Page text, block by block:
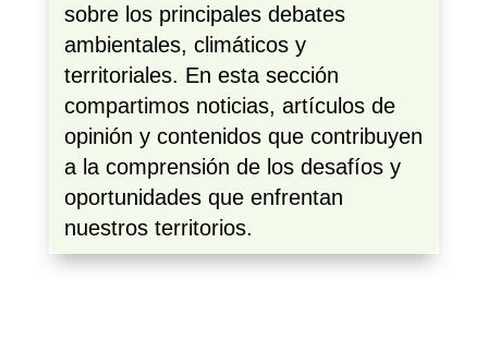
sobre los principales debates
ambientales, climáticos y
territoriales. En esta sección
compartimos noticias, artículos de
opinión y contenidos que contribuyen
a la comprensión de los desafíos y
oportunidades que enfrentan
nuestros territorios.